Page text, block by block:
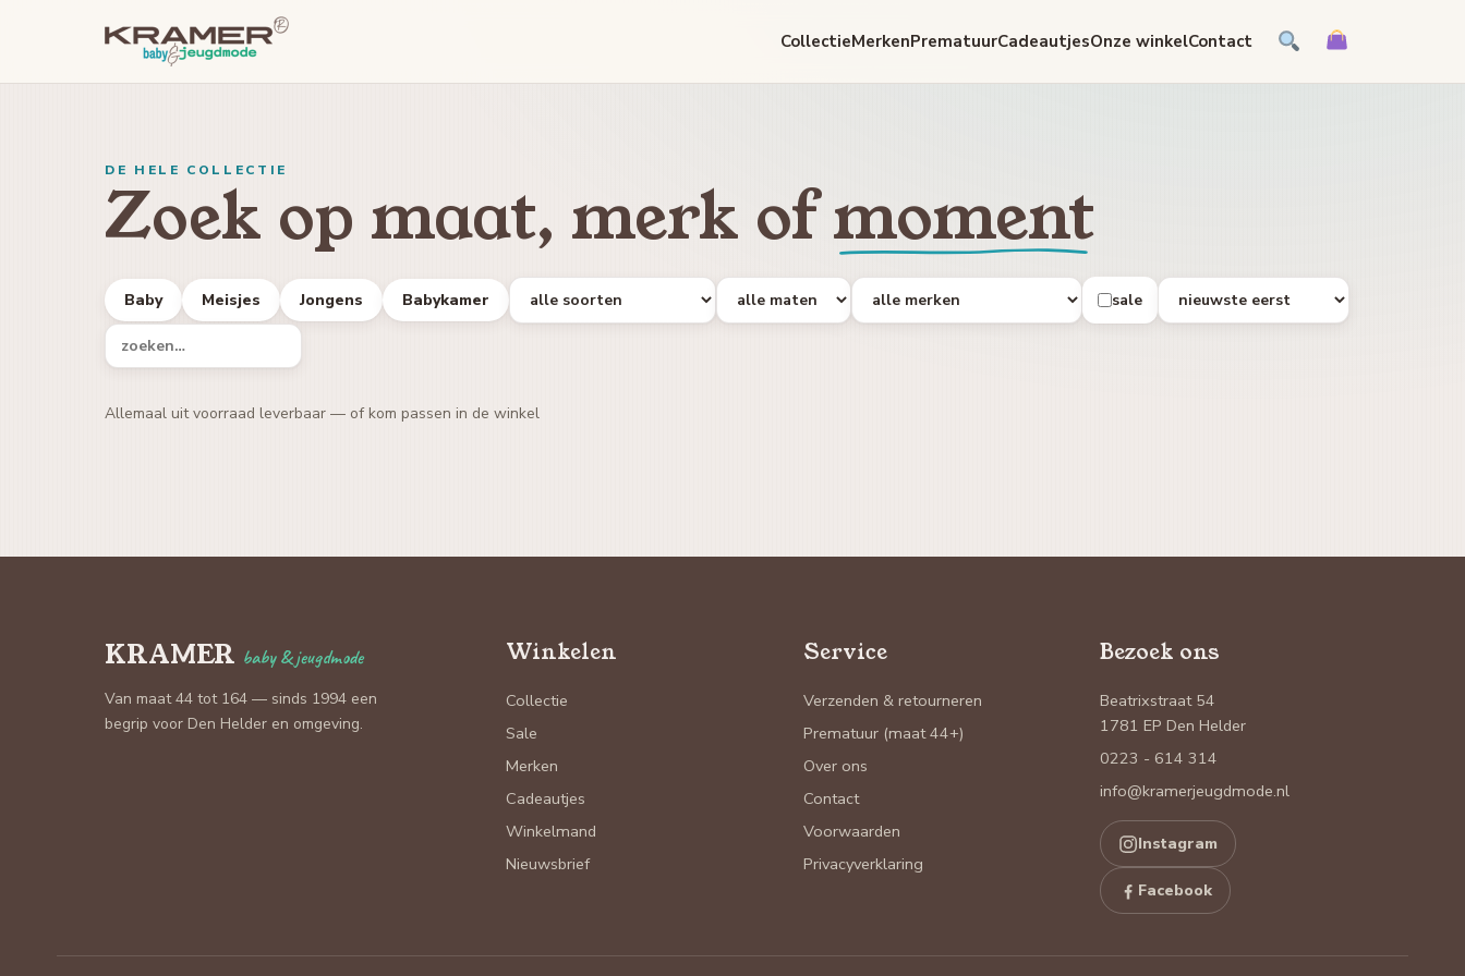
CollectieMerkenPrematuurCadeautjesOnze winkelContact
DE HELE COLLECTIE
Zoek op maat, merk ofmoment
Baby Meisjes Jongens Babykamer sale
Allemaal uit voorraad leverbaar — of kom passen in de winkel
KRAMER baby & jeugdmode
Van maat 44 tot 164 — sinds 1994 een
begrip voor Den Helder en omgeving.
Winkelen
Collectie
Sale
Merken
Cadeautjes
Winkelmand
Nieuwsbrief
Service
Verzenden & retourneren
Prematuur (maat 44+)
Over ons
Contact
Voorwaarden
Privacyverklaring
Bezoek ons
Beatrixstraat 54
1781 EP Den Helder
0223 - 614 314
info@kramerjeugdmode.nl
Instagram
Facebook